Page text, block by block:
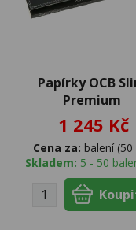
Papírky OCB
Premium
1 245 Kč
Cena za: balení (50
Skladem: 5 - 50